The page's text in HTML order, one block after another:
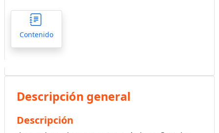
Contenido
Descripción general
Descripción